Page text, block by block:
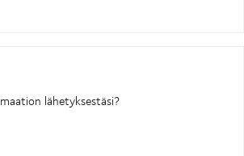
lähetyksestäsi?